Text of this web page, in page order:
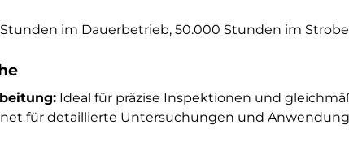
im Dauerbetrieb, 50.000 Stunden im
Ideal für präzise Inspektionen und
für detaillierte Untersuchungen und